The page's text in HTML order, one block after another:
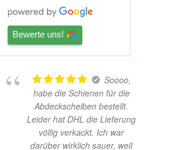
Bewerte uns!
Soooo,
habe die Schienen für die
Abdeckscheiben bestellt.
Leider hat DHL die Lieferung
völlig verkackt. Ich war
darüber wirklich sauer, weil